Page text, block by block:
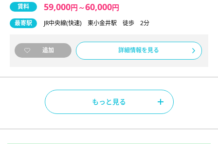
賃料 59,000円 ～60,000円
最寄駅 JR中央線(快速) 東小金井駅 徒歩 2分
追加 詳細情報を見る
もっと見る